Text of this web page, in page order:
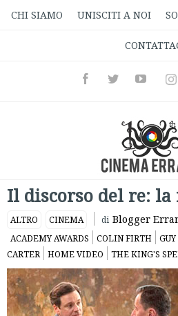
CHI SIAMO UNISCITI A NOI
FacebookTwitterYoutube
Il discorso del re: la
ALTRO CINEMA di Blogger
ACADEMY AWARDS COLIN FIRTH
CARTER
HOME VIDEO THE KING'S